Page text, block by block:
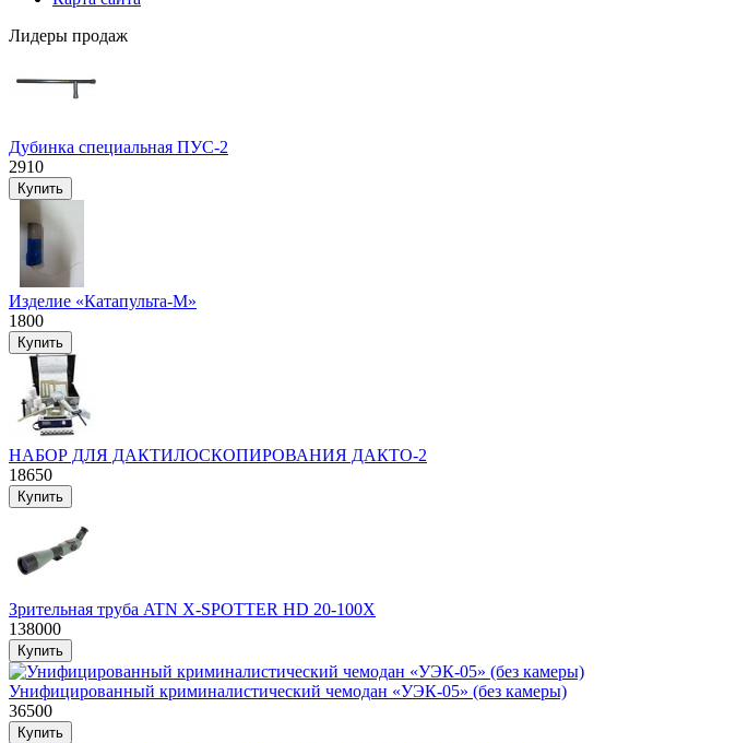
Лидеры продаж
Дубинка специальная ПУС-2
2910
Изделие «Катапульта-М»
1800
НАБОР ДЛЯ ДАКТИЛОСКОПИРОВАНИЯ ДАКТО-2
18650
Зрительная труба ATN X-SPOTTER HD 20-100X
138000
Унифицированный криминалистический чемодан «УЭК-05» (без камеры)
36500